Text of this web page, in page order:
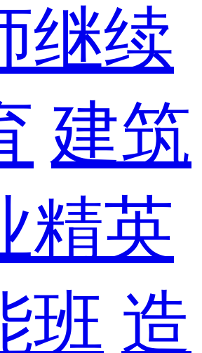
继续
建筑
精英
班 造